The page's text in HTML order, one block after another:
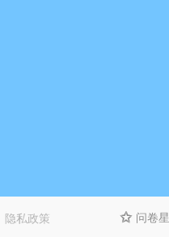
隐私政策  问卷星